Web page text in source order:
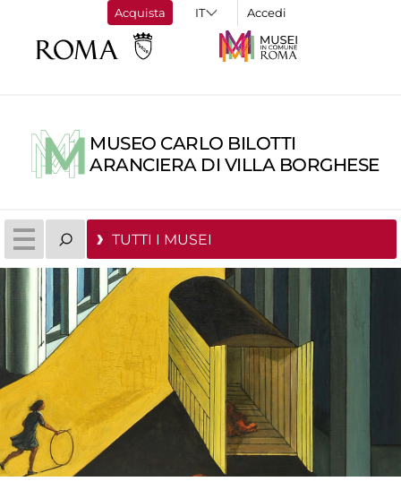
Acquista Accedi
MUSEO CARLO BILOTTI
ARANCIERA DI VILLA BORGHESE
TUTTI I MUSEI